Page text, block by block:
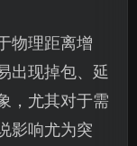
物理距离增
出现掉包、延
，尤其对于需
影响尤为突